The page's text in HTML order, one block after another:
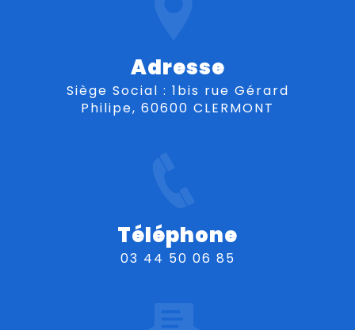
Adresse
Siège Social : 1bis rue Gérard
Philipe, 60600 CLERMONT
Téléphone
03 44 50 06 85